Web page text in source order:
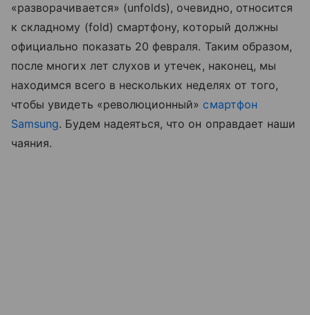
«разворачивается» (unfolds), очевидно, относится
к складному (fold) смартфону, который должны
официально показать 20 февраля. Таким образом,
после многих лет слухов и утечек, наконец, мы
находимся всего в нескольких неделях от того,
чтобы увидеть «революционный» смартфон
Samsung. Будем надеяться, что он оправдает наши
чаяния.